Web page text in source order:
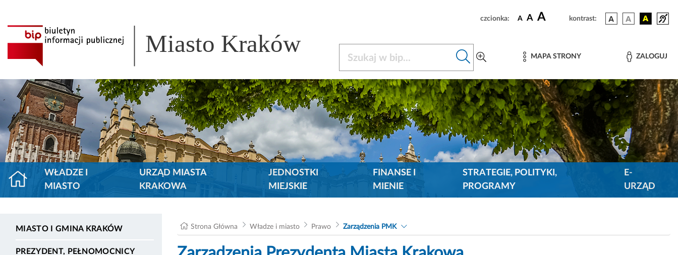
czcionka: A A A kontrast:
Miasto Kraków MAPA STRONY ZALOGUJ
WŁADZE I
MIASTO
URZĄD MIASTA
KRAKOWA
JEDNOSTKI
MIEJSKIE
FINANSE I
MIENIE
STRATEGIE, POLITYKI,
PROGRAMY
E-
URZĄD
MIASTO I GMINA KRAKÓW
PREZYDENT, PEŁNOMOCNICY
Strona Główna Władze i miasto Prawo Zarządzenia PMK